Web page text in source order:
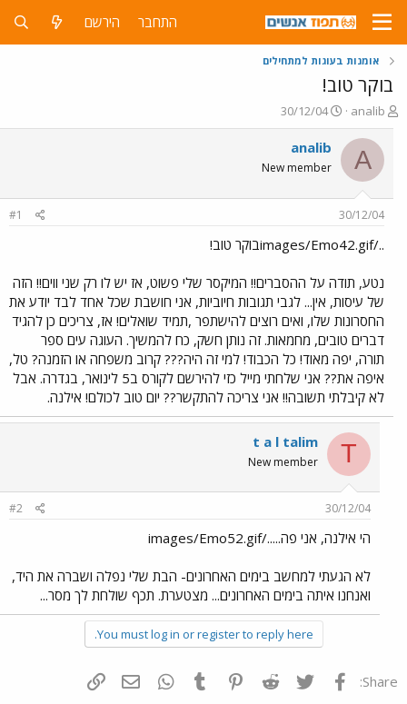
התחבר הירשם
אומנות בעוגות למתחילים
בוקר טוב!
פ
ו
ת
ח
ה
ש
analib
פ
ו
ר
ם
ר
30/12/04
A
analib
New member
30/12/04
#1
../images/Emo42.gifבוקר טוב!
נטע, תודה על ההסברים!! המיקסר שלי פשוט, אז יש לו רק שני ווים!! הזה
של עיסות, אין... לגבי תגובות חיוביות, אני חושבת שכל אחד לבד יודע את
החסרונות שלו, ואים רוצים להישתפר ,תמיד שואלים! אז, צריכים כן להגיד
דברים טובים, מחמאות. זה נותן חשק, כח להמשיך. העוגה עים ספר
תורה, יפה מאוד! כל הכבוד! למי זה היה??? קרוב משפחה או הזמנה? טל,
איפה את?? אני שלחתי מייל כזי להירשם לקורס ב5 לינואר, בגדרה. אבל
לא קיבלתי תשובה!! אני צריכה להתקשר?? יום טוב לכולם! אילנה.
T
t a l talim
New member
30/12/04
#2
הי אילנה, אני פה...../images/Emo52.gif
לא הגעתי למחשב בימים האחרונים- הבת שלי נפלה ושברה את היד,
ואנחנו איתה בימים האחרונים... מצטערת. תכף שולחת לך מסר...
You must log in or register to reply here.
Share: פייסבוק Twitter
Reddit
Pinterest
Tumblr
WhatsAppדואר אלקטרוני